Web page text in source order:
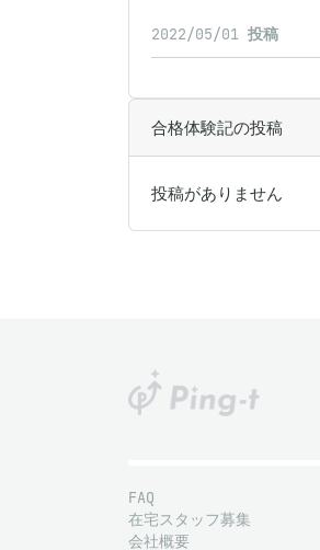
2022/05/01 投稿
合格体験記の投稿
投稿がありません
FAQ
在宅スタッフ募集
会社概要